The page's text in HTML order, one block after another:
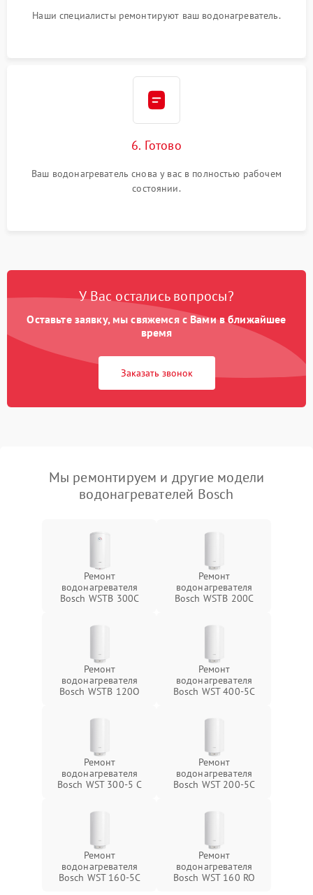
Наши специалисты ремонтируют ваш водонагреватель.
6. Готово
Ваш водонагреватель снова у вас в полностью рабочем
состоянии.
У Вас остались вопросы?
Оставьте заявку, мы свяжемся с Вами в ближайшее
время
Заказать звонок
Мы ремонтируем и другие модели
водонагревателей Bosch
Ремонт
водонагревателя
Bosch WSTB 300C
Ремонт
водонагревателя
Bosch WSTB 200C
Ремонт
водонагревателя
Bosch WSTB 120O
Ремонт
водонагревателя
Bosch WST 400-5C
Ремонт
водонагревателя
Bosch WST 300-5 C
Ремонт
водонагревателя
Bosch WST 200-5C
Ремонт
водонагревателя
Bosch WST 160-5C
Ремонт
водонагревателя
Bosch WST 160 RO